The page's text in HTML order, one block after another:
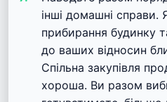
інші домашні справи.
прибирання будинку
до ваших відносин
Спільна закупівля
хороша. Ви разом